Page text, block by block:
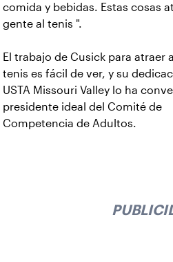
comida y bebidas. Estas cosas
gente al tenis ".
El trabajo de Cusick para atraer
tenis es fácil de ver, y su
USTA Missouri Valley lo ha
presidente ideal del Comité de
Competencia de Adultos.